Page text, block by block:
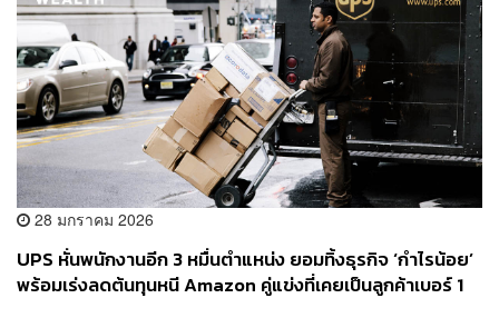
28 มกราคม 2026
UPS หั่นพนักงานอีก 3 หมื่นตำแหน่ง ยอมทิ้งธุรกิจ ‘กำไรน้อย’
พร้อมเร่งลดต้นทุนหนี Amazon คู่แข่งที่เคยเป็นลูกค้าเบอร์ 1